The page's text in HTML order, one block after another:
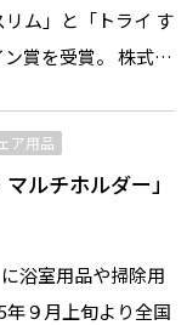
ム」と「トライ す
ン賞を受賞。 株式…
ア用品
ルチホルダー」
浴室用品や掃除用
年９月上旬より全国